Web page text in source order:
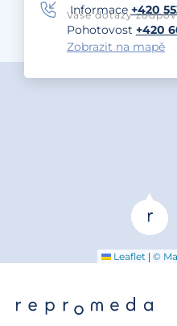
Informace +420
Vaše dotazy
Pohotovost +420
Zobrazit na mapě
Leaflet | ©